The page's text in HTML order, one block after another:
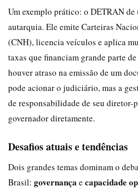
Um exemplo prático: o DETRAN de
autarquia. Ele emite Carteiras
(CNH), licencia veículos e aplica
taxas que financiam grande parte
houver atraso na emissão de um
pode acionar o judiciário, mas a
de responsabilidade de seu diretor-
governador diretamente.
Desafios atuais e tendências
Dois grandes temas dominam o
Brasil: governança e capacidade